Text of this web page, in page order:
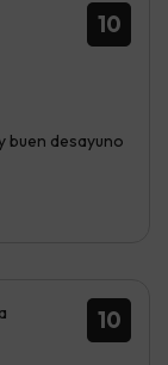
10
buen desayuno
10